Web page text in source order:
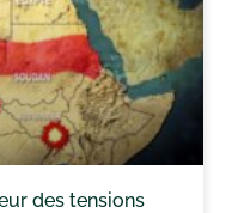
des tensions